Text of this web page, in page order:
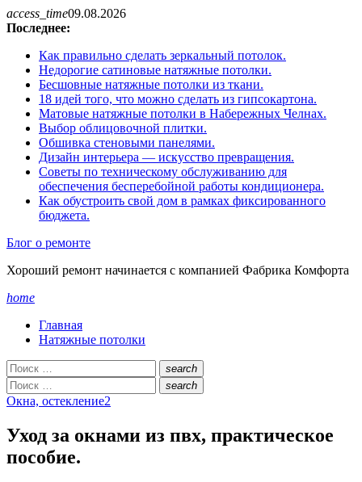
Перейти
к
access_time09.08.2026
Последнее:
Как правильно сделать зеркальный потолок.
Недорогие сатиновые натяжные потолки.
Бесшовные натяжные потолки из ткани.
18 идей того, что можно сделать из гипсокартона.
Матовые натяжные потолки в Набережных Челнах.
Выбор облицовочной плитки.
Обшивка стеновыми панелями.
Дизайн интерьера — искусство превращения.
Советы по техническому обслуживанию для
обеспечения бесперебойной работы кондиционера.
Как обустроить свой дом в рамках фиксированного
бюджета.
Блог о ремонте
Хороший ремонт начинается с компанией Фабрика Комфорта
home
Главная
Натяжные потолки
Искать:
search
Поиск
Искать:
search
Поиск
Окна, остекление2
Уход за окнами из пвх, практическое
пособие.